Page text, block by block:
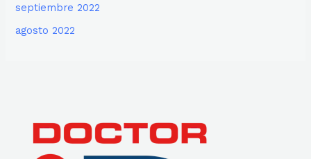
septiembre 2022
agosto 2022